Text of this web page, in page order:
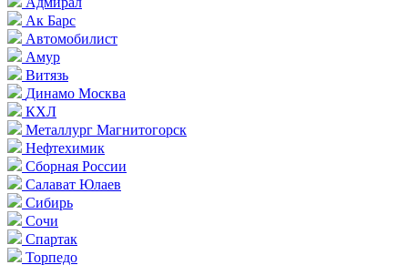
Ак Барс
Автомобилист
Амур
Витязь
Динамо Москва
КХЛ
Металлург Магнитогорск
Нефтехимик
Сборная России
Салават Юлаев
Сибирь
Сочи
Спартак
Торпедо